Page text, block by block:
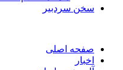
سخن سردبیر
صفحه اصلی
اخبار